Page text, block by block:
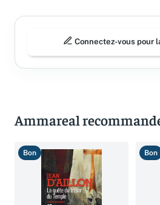
Connectez-vous pour
Ammareal
Bon Bon